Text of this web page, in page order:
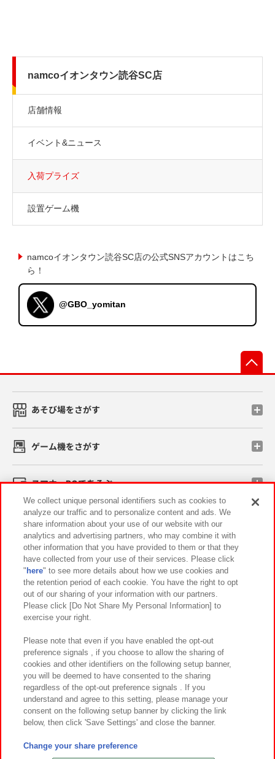
namcoイオンタウン読谷SC店
店舗情報
イベント&ニュース
入荷プライズ
設置ゲーム機
namcoイオンタウン読谷SC店の公式SNSアカウントはこち
ら！
@GBO_yomitan
あそび場をさがす
ゲーム機をさがす
スマホ・PCであそぶ
イベント・キャンペーン
関連会社 サステナビリティ サイトポリシー
プライバシーポリシー ウェブアクセシビリティ方針と検証結果
お取引先さまとともに
カスタマーハラスメント対応方針 よくあるご質問・お問い合わせ
©Bandai Namco Amusement Inc.
©Bandai Namco Amusement Lab Inc.
We collect unique personal identifiers such as cookies to
analyze our traffic and to personalize content and ads. We
share information about your use of our website with our
analytics and advertising partners, who may combine it with
other information that you have provided to them or that they
have collected from your use of their services. Please click
" here" to see more details about how we use cookies and
the retention period of each cookie. You have the right to opt
out of our sharing of your information with our partners.
Please click [Do Not Share My Personal Information] to
exercise your right.
Please note that even if you have enabled the opt-out
preference signals , if you choose to allow the sharing of
cookies and other identifiers on the following setup banner,
you will be deemed to have consented to the sharing
regardless of the opt-out preference signals . If you
understand and agree to this setting, please manage your
consent on the following setup banner by clicking the link
below, then click 'Save Settings' and close the banner.
Change your share preference